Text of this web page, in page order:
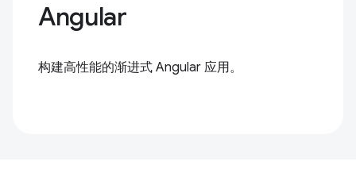
Angular
构建高性能的渐进式 Angular 应用。